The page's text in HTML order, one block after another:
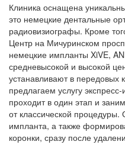
Клиника оснащена
это немецкие дентальные
радиовизиографы. Кроме
Центр на Мичуринском
немецкие импланты XiVE,
средневысокой и высокой
устанавливают в
предлагаем услугу
проходит в один этап и
от классической процедуры.
импланта, а также
коронки, сразу после